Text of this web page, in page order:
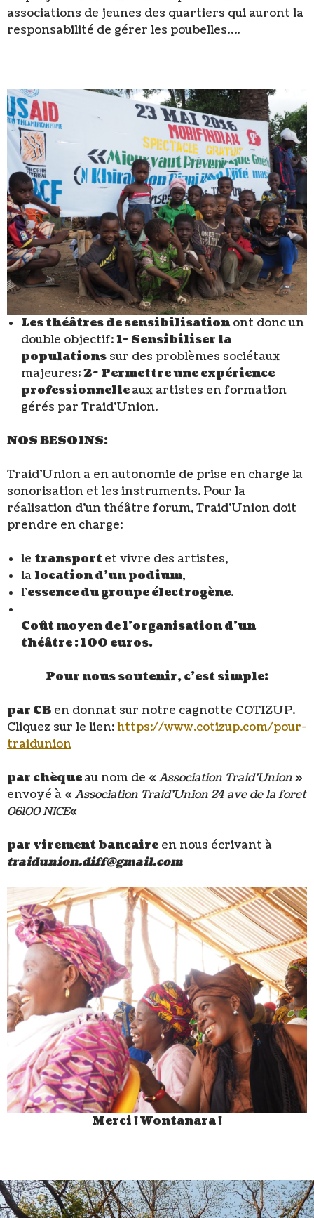
associations de jeunes des quartiers qui auront la
responsabilité de gérer les poubelles….
Les théâtres de sensibilisationont donc un
double objectif:1- Sensibiliser la
populations sur des problèmes sociétaux
majeures;2- Permettre une expérience
professionnelleaux artistes en formation
gérés par Traid’Union.
NOS BESOINS:
Traid’Union a en autonomie de prise en charge la
sonorisation et les instruments. Pour la
réalisation d’un théâtre forum, Traid’Union doit
prendre en charge:
le transportet vivre des artistes,
lalocation d’un podium,
l’essence du groupe électrogène.
Coût moyen de l’organisation d’un
théâtre : 100 euros.
Pour nous soutenir, c’est simple:
par CB en donnat sur notre cagnotte COTIZUP.
Cliquez sur le lien:https://www.cotizup.com/pour-
traidunion
par chèqueau nom de «Association Traid’Union»
envoyé à «Association Traid’Union 24 ave de la foret
06100 NICE«
par virement bancaire en nous écrivant à
traidunion.diff@gmail.com
Merci ! Wontanara !